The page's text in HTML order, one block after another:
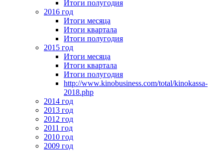
Итоги полугодия
2016 год
Итоги месяца
Итоги квартала
Итоги полугодия
2015 год
Итоги месяца
Итоги квартала
Итоги полугодия
http://www.kinobusiness.com/total/kinokassa-
2018.php
2014 год
2013 год
2012 год
2011 год
2010 год
2009 год